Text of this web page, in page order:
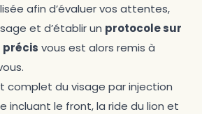
afin d’évaluer vos attentes,
et d’établir un protocole sur
précis vous est alors remis à
complet du visage par injection
incluant le front, la ride du lion et